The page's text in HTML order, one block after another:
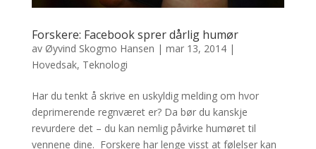
Forskere: Facebook sprer dårlig humør
av Øyvind Skogmo Hansen | mar 13, 2014|
Hovedsak, Teknologi
Har du tenkt å skrive en uskyldig melding om hvor
deprimerende regnværet er? Da bør du kanskje
revurdere det – du kan nemlig påvirke humøret til
vennene dine. Forskere har lenge visst at følelser kan